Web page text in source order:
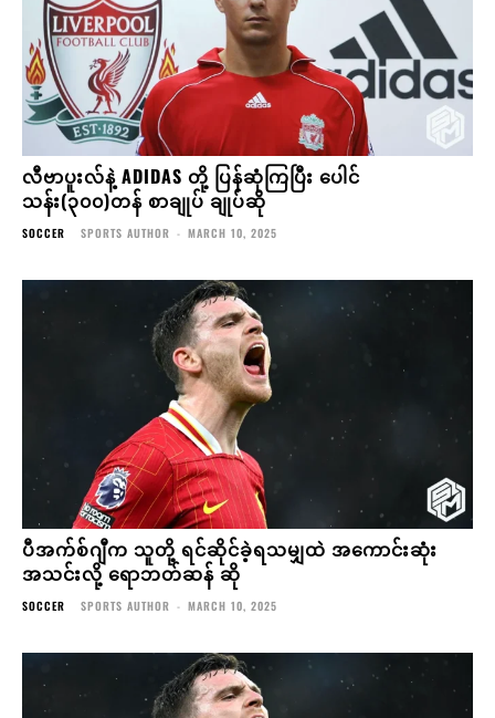
လီဗာပူးလ်နဲ့ ADIDAS တို့ ပြန်ဆုံကြပြီး ပေါင်
သန်း(၃၀၀)တန် စာချုပ် ချုပ်ဆို
SOCCER SPORTS AUTHOR - MARCH 10, 2025
ပီအက်စ်ဂျီက သူတို့ ရင်ဆိုင်ခဲ့ရသမျှထဲ အကောင်းဆုံး
အသင်းလို့ ရောဘတ်ဆန် ဆို
SOCCER SPORTS AUTHOR - MARCH 10, 2025